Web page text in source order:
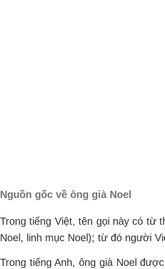
Nguồn gốc về ông già Noel
Trong tiếng Việt, tên gọi này có từ
Noel, linh mục Noel); từ đó người
Trong tiếng Anh, ông già Noel